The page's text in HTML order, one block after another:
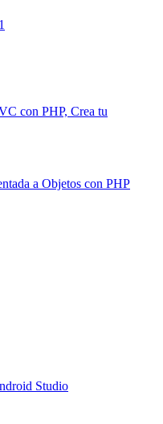
con PHP, Crea tu
a Objetos con PHP
Studio